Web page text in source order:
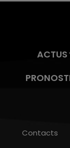
ACTUS
Contacts